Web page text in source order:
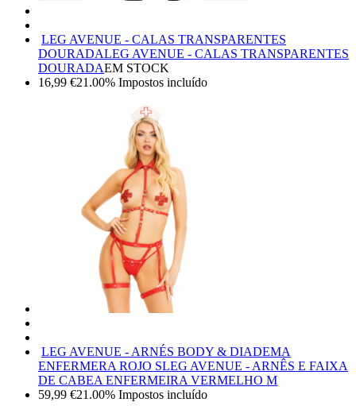
LEG AVENUE - CALAS TRANSPARENTES
DOURADALEG AVENUE - CALAS TRANSPARENTES
DOURADAEM STOCK
16,99 €21.00% Impostos incluído
LEG AVENUE - ARNÉS BODY & DIADEMA
ENFERMERA ROJO SLEG AVENUE - ARNÊS E FAIXA
DE CABEA ENFERMEIRA VERMELHO M
59,99 €21.00% Impostos incluído